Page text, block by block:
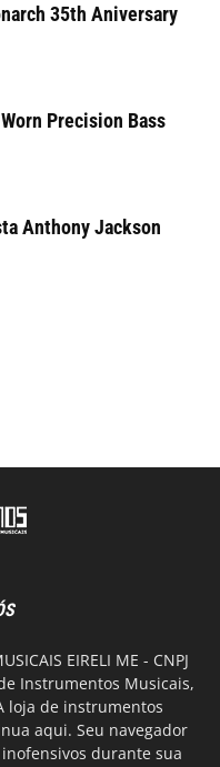
35th Aniversary
Precision Bass
Anthony Jackson
EIRELI ME - CNPJ
Instrumentos Musicais,
loja de instrumentos
aqui. Seu navegador
durante sua